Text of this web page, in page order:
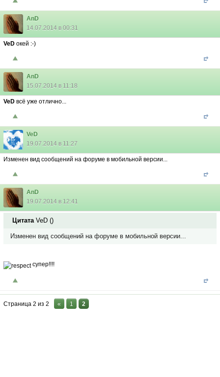
AnD
14.07.2014 в 00:31
VeD окей :-)
AnD
15.07.2014 в 11:18
VeD всё уже отлично...
VeD
19.07.2014 в 11:27
Изменен вид сообщений на форуме в мобильной версии...
AnD
19.07.2014 в 12:41
Цитата VeD ()
Изменен вид сообщений на форуме в мобильной версии...
супер!!!!
Страница 2 из 2 « 1 2